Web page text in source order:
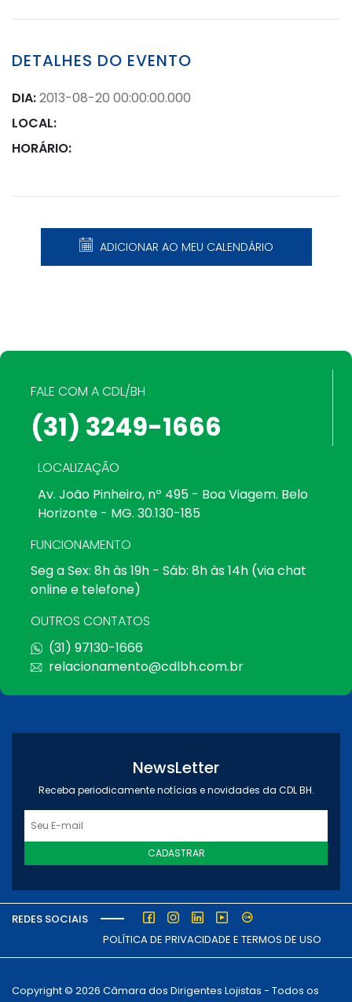
DETALHES DO EVENTO
DIA:2013-08-20 00:00:00.000
LOCAL:
HORÁRIO:
ADICIONAR AO MEU CALENDÁRIO
FALE COM A CDL/BH
(31) 3249-1666
LOCALIZAÇÃO
Av. João Pinheiro, nº 495 - Boa Viagem. Belo
Horizonte - MG. 30.130-185
FUNCIONAMENTO
Seg a Sex: 8h às 19h - Sáb: 8h às 14h (via chat
online e telefone)
OUTROS CONTATOS
(31) 97130-1666
relacionamento@cdlbh.com.br
NewsLetter
Receba periodicamente notícias e novidades da CDL BH.
CADASTRAR
REDES SOCIAIS
POLÍTICA DE PRIVACIDADE E TERMOS DE USO
Copyright © 2026 Câmara dos Dirigentes Lojistas - Todos os